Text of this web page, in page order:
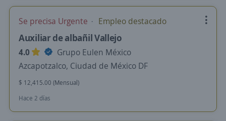
Se precisa Urgente Empleo destacado
Auxiliar de albañil Vallejo
4.0
Grupo Eulen México
Azcapotzalco, Ciudad de México DF
$ 12,415.00 (Mensual)
Hace 2 días